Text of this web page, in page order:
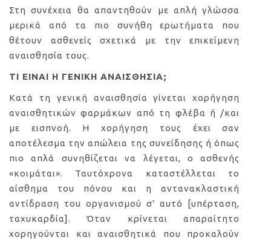
Στη συνέχεια θα απαντηθούν με απλή γλώσσα
μερικά από τα πιο συνήθη ερωτήματα που
θέτουν ασθενείς σχετικά με την επικείμενη
αναισθησία τους.
ΤΙ ΕΙΝΑΙ Η ΓΕΝΙΚΗ ΑΝΑΙΣΘΗΣΙΑ;
Κατά τη γενική αναισθησία γίνεται χορήγηση
αναισθητικών φαρμάκων από τη φλέβα ή /και
με εισπνοή. Η χορήγηση τους έχει σαν
αποτέλεσμα την απώλεια της συνείδησης ή όπως
πιο απλά συνηθίζεται να λέγεται, ο ασθενής
«κοιμάται». Ταυτόχρονα καταστέλλεται το
αίσθημα του πόνου και η αντανακλαστική
αντίδραση του οργανισμού σ’ αυτό [υπέρταση,
ταχυκαρδία]. Όταν κρίνεται απαραίτητο
χορηγούνται και αναισθητικά που προκαλούν